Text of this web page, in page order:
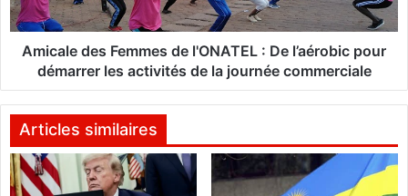
a
u
n
s
»
d
e
e
m
e
s
d
Amicale des Femmes de l'ONATEL : De l’aérobic pour
démarrer les activités de la journée commerciale
Articles similaires